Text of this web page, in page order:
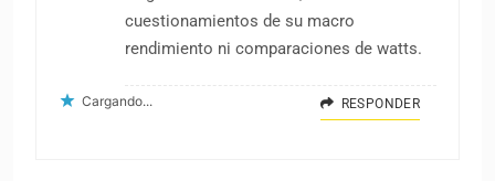
cuestionamientos de su macro
rendimiento ni comparaciones de watts.
Cargando... RESPONDER